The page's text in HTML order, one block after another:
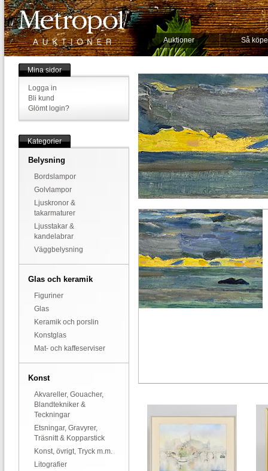
Auktioner Så
Mina sidor
Logga in
Bli kund
Glömt login?
Kategorier
Belysning
Bordslampor
Golvlampor
Ljuskronor &
takarmaturer
Ljusstakar &
kandelabrar
Väggbelysning
Glas och keramik
Figuriner
Glas
Keramik och porslin
Konstglas
Mat- och kaffeserviser
Konst
Akvareller, Gouacher,
Blandtekniker &
Teckningar
Etsningar, Gravyrer,
Träsnitt & Kopparstick
Konst, övrigt, Tryck m.m.
Litografier